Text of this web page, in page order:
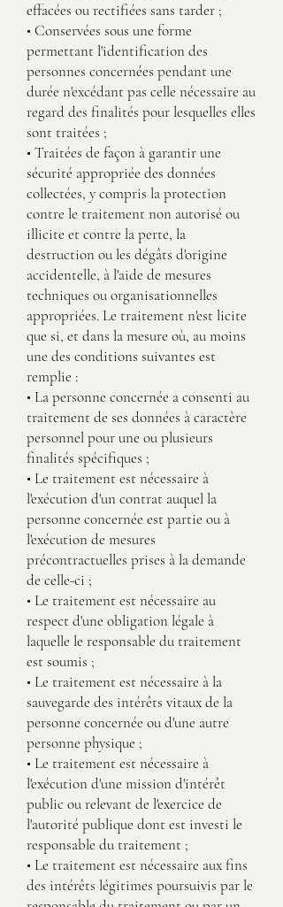
effacées ou rectifiées sans tarder ;
• Conservées sous une forme
permettant l'identification des
personnes concernées pendant une
durée n'excédant pas celle nécessaire au
regard des finalités pour lesquelles elles
sont traitées ;
• Traitées de façon à garantir une
sécurité appropriée des données
collectées, y compris la protection
contre le traitement non autorisé ou
illicite et contre la perte, la
destruction ou les dégâts d'origine
accidentelle, à l'aide de mesures
techniques ou organisationnelles
appropriées. Le traitement n'est licite
que si, et dans la mesure où, au moins
une des conditions suivantes est
remplie :
• La personne concernée a consenti au
traitement de ses données à caractère
personnel pour une ou plusieurs
finalités spécifiques ;
• Le traitement est nécessaire à
l'exécution d'un contrat auquel la
personne concernée est partie ou à
l'exécution de mesures
précontractuelles prises à la demande
de celle-ci ;
• Le traitement est nécessaire au
respect d'une obligation légale à
laquelle le responsable du traitement
est soumis ;
• Le traitement est nécessaire à la
sauvegarde des intérêts vitaux de la
personne concernée ou d'une autre
personne physique ;
• Le traitement est nécessaire à
l'exécution d'une mission d'intérêt
public ou relevant de l'exercice de
l'autorité publique dont est investi le
responsable du traitement ;
• Le traitement est nécessaire aux fins
des intérêts légitimes poursuivis par le